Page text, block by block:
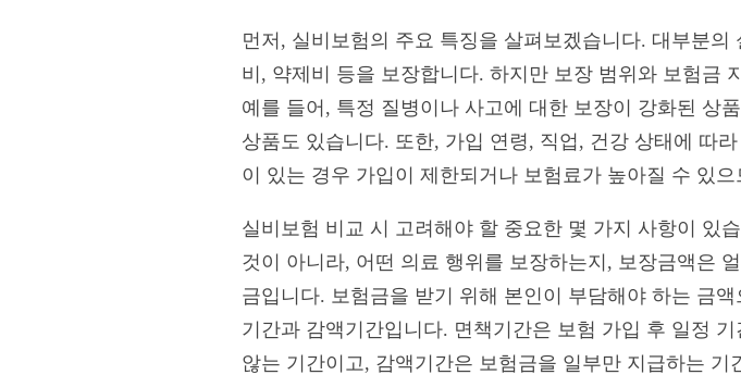
먼저, 실비보험의 주요 특징을 살펴보겠습니다. 대부분
비, 약제비 등을 보장합니다. 하지만 보장 범위와 보험금
예를 들어, 특정 질병이나 사고에 대한 보장이 강화된 상
상품도 있습니다. 또한, 가입 연령, 직업, 건강 상태에 따
이 있는 경우 가입이 제한되거나 보험료가 높아질 수 있
실비보험 비교 시 고려해야 할 중요한 몇 가지 사항이 있
것이 아니라, 어떤 의료 행위를 보장하는지, 보장금액은
금입니다. 보험금을 받기 위해 본인이 부담해야 하는 금
기간과 감액기간입니다. 면책기간은 보험 가입 후 일정
않는 기간이고, 감액기간은 보험금을 일부만 지급하는